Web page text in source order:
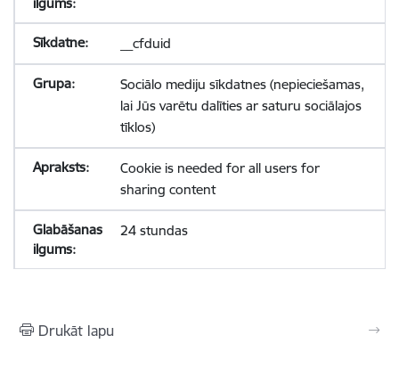
__cfduid
Sociālo mediju sīkdatnes (nepieciešamas,
lai Jūs varētu dalīties ar saturu sociālajos
tīklos)
Cookie is needed for all users for
sharing content
24 stundas
Drukāt lapu